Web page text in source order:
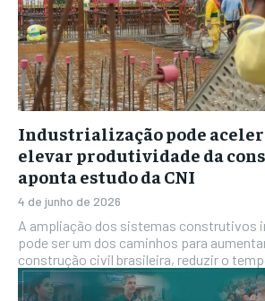
Industrialização pode
elevar produtividade da
aponta estudo da CNI
4 de junho de 2026
A ampliação dos sistemas construtivos
pode ser um dos caminhos para
construção civil brasileira, reduzir o